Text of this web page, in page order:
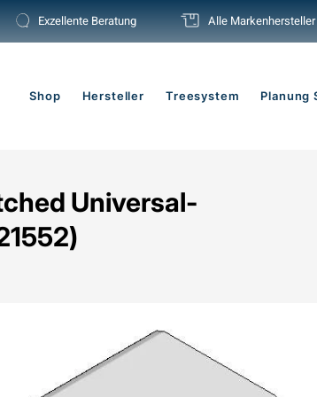
Pause
Exzellente Beratung Alle
Shop Hersteller Treesystem Planung
Universal-